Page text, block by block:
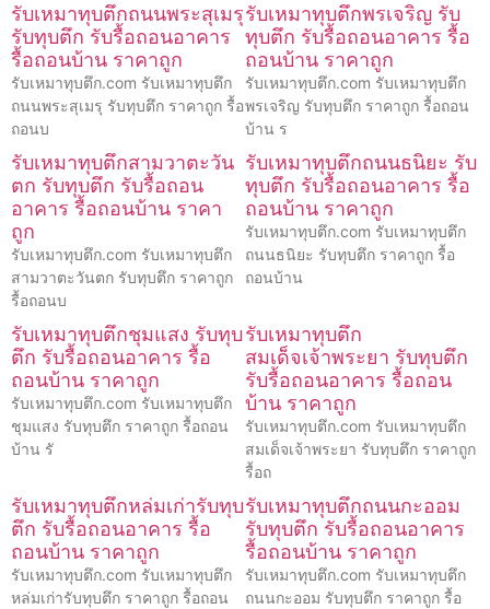
รับเหมาทุบตึกถนนพระสุเมรุ
รับทุบตึก รับรื้อถอนอาคาร
รื้อถอนบ้าน ราคาถูก
รับเหมาทุบตึก.com รับเหมาทุบตึก
ถนนพระสุเมรุ รับทุบตึก ราคาถูก รื้อ
ถอนบ
รับเหมาทุบตึกพรเจริญ รับ
ทุบตึก รับรื้อถอนอาคาร รื้อ
ถอนบ้าน ราคาถูก
รับเหมาทุบตึก.com รับเหมาทุบตึก
พรเจริญ รับทุบตึก ราคาถูก รื้อถอน
บ้าน ร
รับเหมาทุบตึกสามวาตะวัน
ตก รับทุบตึก รับรื้อถอน
อาคาร รื้อถอนบ้าน ราคา
ถูก
รับเหมาทุบตึก.com รับเหมาทุบตึก
สามวาตะวันตก รับทุบตึก ราคาถูก
รื้อถอนบ
รับเหมาทุบตึกถนนธนิยะ รับ
ทุบตึก รับรื้อถอนอาคาร รื้อ
ถอนบ้าน ราคาถูก
รับเหมาทุบตึก.com รับเหมาทุบตึก
ถนนธนิยะ รับทุบตึก ราคาถูก รื้อ
ถอนบ้าน
รับเหมาทุบตึกชุมแสง รับทุบ
ตึก รับรื้อถอนอาคาร รื้อ
ถอนบ้าน ราคาถูก
รับเหมาทุบตึก.com รับเหมาทุบตึก
ชุมแสง รับทุบตึก ราคาถูก รื้อถอน
บ้าน รั
รับเหมาทุบตึก
สมเด็จเจ้าพระยา รับทุบตึก
รับรื้อถอนอาคาร รื้อถอน
บ้าน ราคาถูก
รับเหมาทุบตึก.com รับเหมาทุบตึก
สมเด็จเจ้าพระยา รับทุบตึก ราคาถูก
รื้อถ
รับเหมาทุบตึกหล่มเก่ารับทุบ
ตึก รับรื้อถอนอาคาร รื้อ
ถอนบ้าน ราคาถูก
รับเหมาทุบตึก.com รับเหมาทุบตึก
หล่มเก่ารับทุบตึก ราคาถูก รื้อถอน
รับเหมาทุบตึกถนนกะออม
รับทุบตึก รับรื้อถอนอาคาร
รื้อถอนบ้าน ราคาถูก
รับเหมาทุบตึก.com รับเหมาทุบตึก
ถนนกะออม รับทุบตึก ราคาถูก รื้อ